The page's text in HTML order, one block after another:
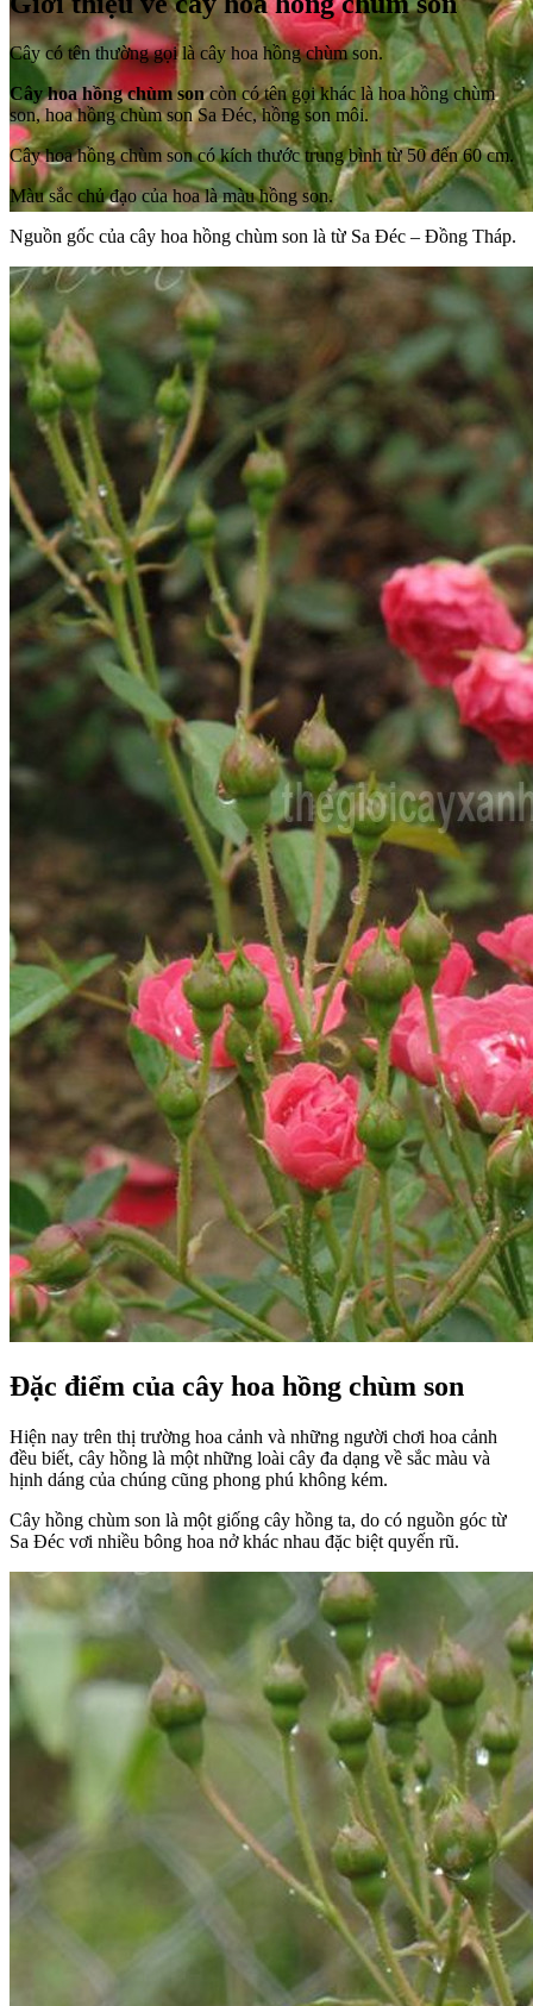
Cây có tên thường gọi là cây hoa hồng chùm son.
Cây hoa hồng chùm soncòn có tên gọi khác là hoa hồng chùm
son, hoa hồng chùm son Sa Đéc, hồng son môi.
Cây hoa hồng chùm son có kích thước trung bình từ 50 đến 60 cm.
Màu sắc chủ đạo của hoa là màu hồng son.
Nguồn gốc của cây hoa hồng chùm son là từ Sa Đéc – Đồng Tháp.
Đặc điểm của cây hoa hồng chùm son
Hiện nay trên thị trường hoa cảnh và những người chơi hoa cảnh
đều biết, cây hồng là một những loài cây đa dạng về sắc màu và
hịnh dáng của chúng cũng phong phú không kém.
Cây hồng chùm son là một giống cây hồng ta, do có nguồn góc từ
Sa Đéc vơi nhiều bông hoa nở khác nhau đặc biệt quyến rũ.